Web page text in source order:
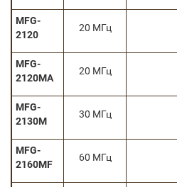
MFG-
2120
20 МГц
MFG-
2120MA
20 МГц
MFG-
2130M
30 МГц
MFG-
2160MF
60 МГц